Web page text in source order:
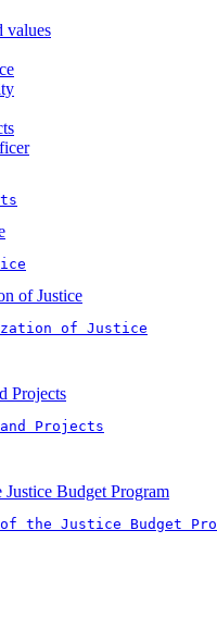
values
of Justice
of Justice
Projects
and Projects
Budget Program
the Justice Budget